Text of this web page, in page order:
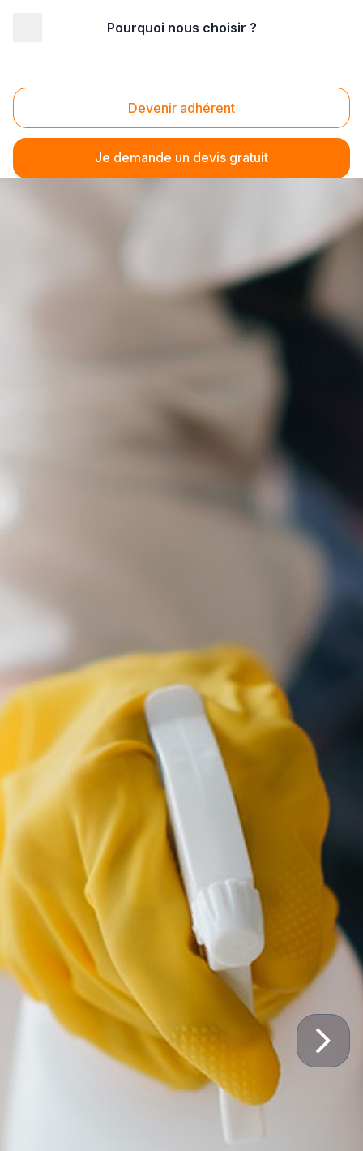
Pourquoi nous choisir ?
Devenir adhérent
Je demande un devis gratuit